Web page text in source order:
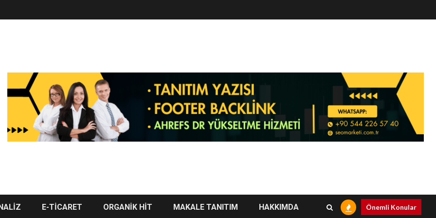
E-TİCARET ORGANİK HİT MAKALE TANITIM HAKKIMDA Önemli Konular